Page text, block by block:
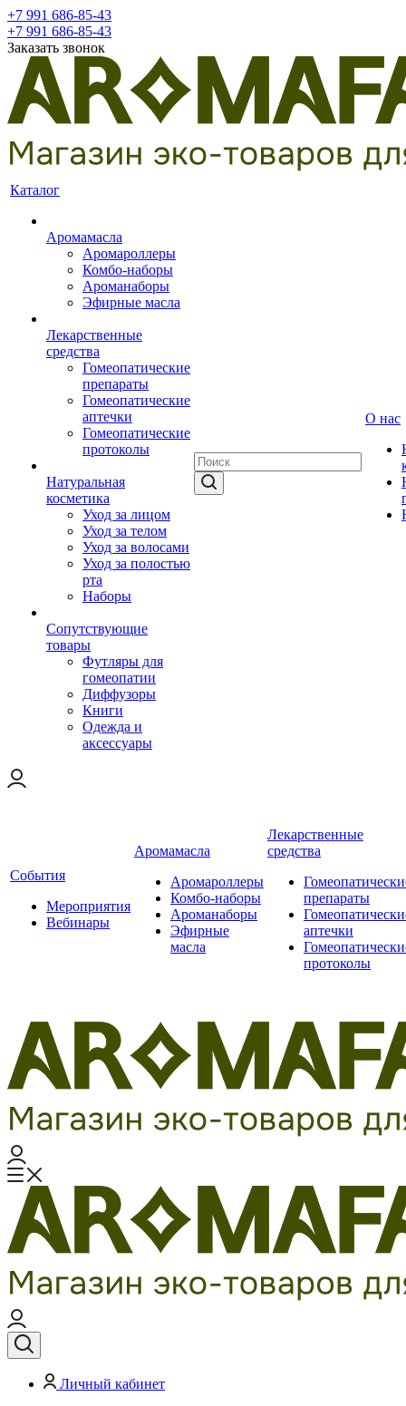
+7 991 686-85-43
+7 991 686-85-43
Заказать звонок
Каталог
Аромамасла
Аромароллеры
Комбо-наборы
Ароманаборы
Эфирные масла
Лекарственные
средства
Гомеопатические
препараты
Гомеопатические
аптечки
Гомеопатические
протоколы
Натуральная
косметика
Уход за лицом
Уход за телом
Уход за волосами
Уход за полостью
рта
Наборы
Сопутствующие
товары
Футляры для
гомеопатии
Диффузоры
Книги
Одежда и
аксессуары
О нас
События
Мероприятия
Вебинары
Аромамасла
Аромароллеры
Комбо-наборы
Ароманаборы
Эфирные
масла
Лекарственные
средства
препараты
аптечки
протоколы
Личный кабинет